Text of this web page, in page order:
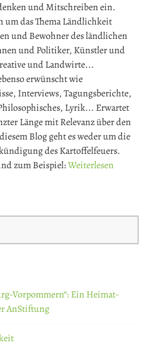
und Mitschreiben ein.
um das Thema Ländlichkeit
und Bewohner des ländlichen
und Politiker, Künstler und
und Landwirte...
erwünscht wie
Interviews, Tagungsberichte,
Lyrik... Erwartet
Länge mit Relevanz über den
Blog geht es weder um die
des Kartoffelfeuers.
zum Beispiel:Weiterlesen
Vorpommern“: Ein Heimat-
AnStiftung